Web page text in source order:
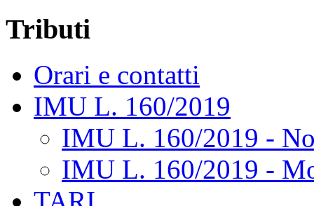
Tributi
Orari e contatti
IMU L. 160/2019
IMU L. 160/2019 -
IMU L. 160/2019 -